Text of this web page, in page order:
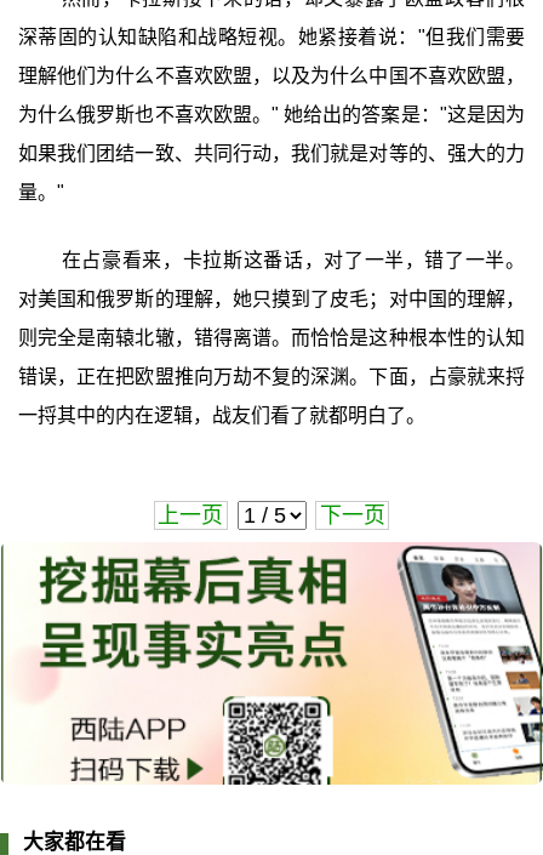
深蒂固的认知缺陷和战略短视。她紧接着说："但我们需要
理解他们为什么不喜欢欧盟，以及为什么中国不喜欢欧盟，
为什么俄罗斯也不喜欢欧盟。" 她给出的答案是："这是因为
如果我们团结一致、共同行动，我们就是对等的、强大的力
量。"
在占豪看来，卡拉斯这番话，对了一半，错了一半。
对美国和俄罗斯的理解，她只摸到了皮毛；对中国的理解，
则完全是南辕北辙，错得离谱。而恰恰是这种根本性的认知
错误，正在把欧盟推向万劫不复的深渊。下面，占豪就来捋
一捋其中的内在逻辑，战友们看了就都明白了。
上一页 下一页
大家都在看